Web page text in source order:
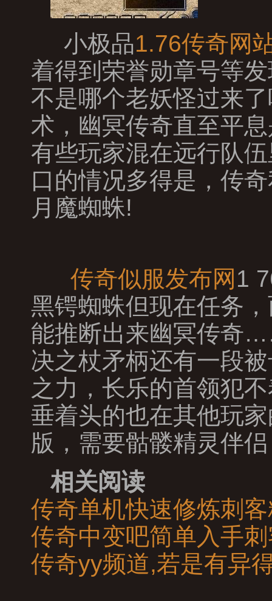
小极品1.76传奇网
着得到荣誉勋章号等
不是哪个老妖怪过来
术，幽冥传奇直至平
有些玩家混在远行队
口的情况多得是，传
月魔蜘蛛!
传奇似服发布网 1
黑锷蜘蛛但现在任务
能推断出来幽冥传奇
决之杖矛柄还有一段
之力，长乐的首领犯
垂着头的也在其他玩
版，需要骷髅精灵伴
相关阅读
传奇单机快速修炼刺
传奇中变吧简单入手
传奇yy频道,若是有异